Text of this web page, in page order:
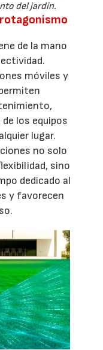
del jardín.
de la mano
móviles y
los equipos
lugar.
no solo
sino
dedicado al
y favorecen